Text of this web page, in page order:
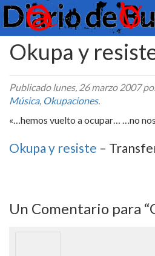
Okupa y
Publicadolunes, 26 marzo 2007
Música, Okupaciones.
«…hemos vuelto a ocupar… …no nos
Okupa y resiste –
Un Comentario para